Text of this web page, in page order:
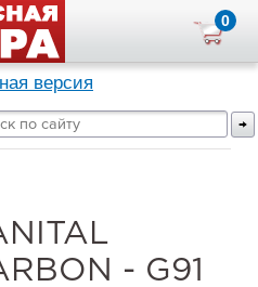
0
версия
- G91